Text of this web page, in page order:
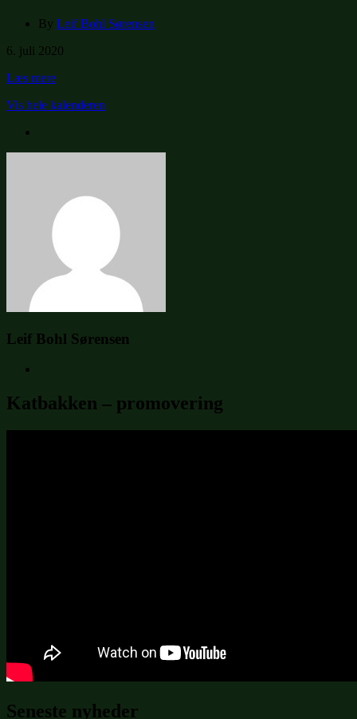
By Leif Bohl Sørensen
udlejet
6. juli 2020
Læs mere
Vis hele kalenderen
Leif Bohl Sørensen
Katbakken – promovering
Seneste nyheder